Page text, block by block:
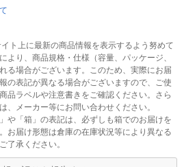
ト上に最新の商品情報を表示するよう努めて
より、商品規格・仕様（容量、パッケージ、
る場合がございます。このため、実際にお届
の表記が異なる場合がございますので、ご使
品ラベルや注意書きをご確認ください。さら
、メーカー等にお問い合わせください。
や「箱」の表記は、必ずしも箱でのお届けを
お届け形態は倉庫の在庫状況等により異なる
了承ください。